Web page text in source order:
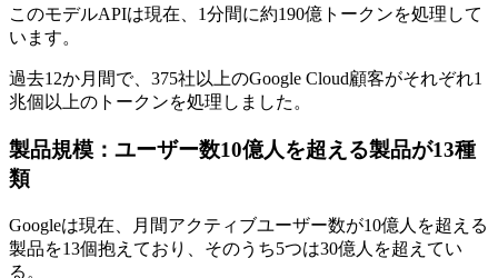
このモデルAPIは現在、1分間に約190億トークンを処理して
います。
過去12か月間で、375社以上のGoogle Cloud顧客がそれぞれ1
兆個以上のトークンを処理しました。
製品規模：ユーザー数10億人を超える製品が13種
類
Googleは現在、月間アクティブユーザー数が10億人を超える
製品を13個抱えており、そのうち5つは30億人を超えてい
る。